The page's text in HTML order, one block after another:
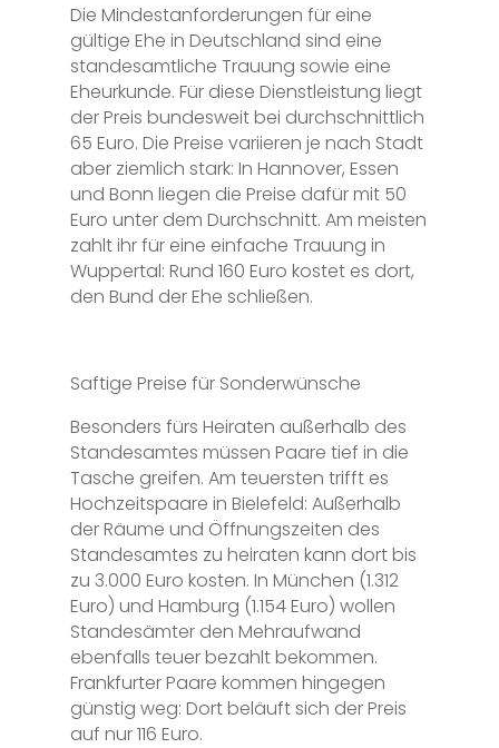
Die Mindestanforderungen für eine
gültige Ehe in Deutschland sind eine
standesamtliche Trauung sowie eine
Eheurkunde. Für diese Dienstleistung liegt
der Preis bundesweit bei durchschnittlich
65 Euro. Die Preise variieren je nach Stadt
aber ziemlich stark: In Hannover, Essen
und Bonn liegen die Preise dafür mit 50
Euro unter dem Durchschnitt. Am meisten
zahlt ihr für eine einfache Trauung in
Wuppertal: Rund 160 Euro kostet es dort,
den Bund der Ehe schließen.
Saftige Preise für Sonderwünsche
Besonders fürs Heiraten außerhalb des
Standesamtes müssen Paare tief in die
Tasche greifen. Am teuersten trifft es
Hochzeitspaare in Bielefeld: Außerhalb
der Räume und Öffnungszeiten des
Standesamtes zu heiraten kann dort bis
zu 3.000 Euro kosten. In München (1.312
Euro) und Hamburg (1.154 Euro) wollen
Standesämter den Mehraufwand
ebenfalls teuer bezahlt bekommen.
Frankfurter Paare kommen hingegen
günstig weg: Dort beläuft sich der Preis
auf nur 116 Euro.